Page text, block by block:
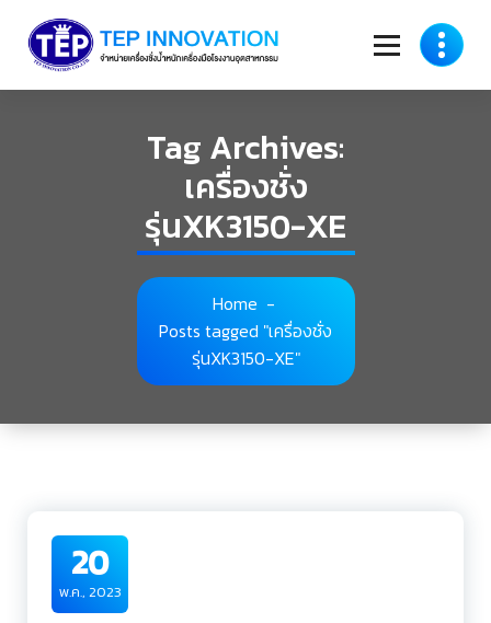
content
Tag Archives:
เครื่องชั่ง
รุ่นXK3150-XE
Home -
Posts tagged "เครื่องชั่ง
รุ่นXK3150-XE"
20
พ.ค., 2023